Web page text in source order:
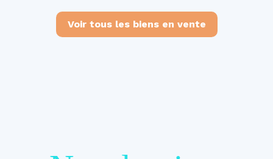
rénovée en 2022 ! 4 chambres, garage double,
piscine, panneaux solaire.. et bien d'autre à
Voir tous les biens en vente